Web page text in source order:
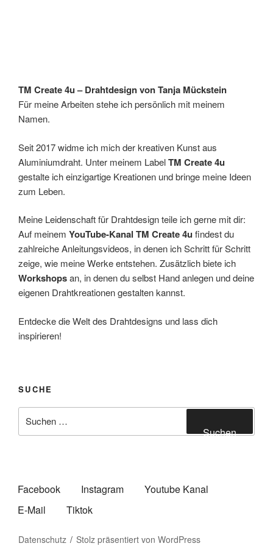
TM Create 4u – Drahtdesign von Tanja Mückstein
Für meine Arbeiten stehe ich persönlich mit meinem
Namen.
Seit 2017 widme ich mich der kreativen Kunst aus
Aluminiumdraht. Unter meinem LabelTM Create 4u
gestalte ich einzigartige Kreationen und bringe meine Ideen
zum Leben.
Meine Leidenschaft für Drahtdesign teile ich gerne mit dir:
Auf meinem YouTube-Kanal TM Create 4u findest du
zahlreiche Anleitungsvideos, in denen ich Schritt für Schritt
zeige, wie meine Werke entstehen. Zusätzlich biete ich
Workshopsan, in denen du selbst Hand anlegen und deine
eigenen Drahtkreationen gestalten kannst.
Entdecke die Welt des Drahtdesigns und lass dich
inspirieren!
SUCHE
nach:
Suchen
Facebook Instagram
Youtube Kanal
E-Mail
Tiktok
Datenschutz Stolz präsentiert von WordPress